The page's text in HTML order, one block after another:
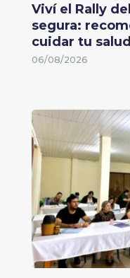
Viví el Rally
segura:
cuidar tu
06/08/2026